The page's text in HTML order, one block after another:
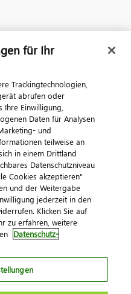
Sie uns
eG
AGB Kontakt
für Ihr
Trackingtechnologien,
abrufen oder
Ihre Einwilligung,
Daten für Analysen
und
teilweise an
in einem Drittland
Datenschutzniveau
Cookies akzeptieren"
und der Weitergabe
jederzeit in den
Klicken Sie auf
zu erfahren, weitere
Datenschutz-